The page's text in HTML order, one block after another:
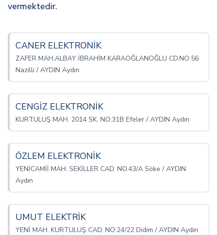
vermektedir.
CANER ELEKTRONİK
ZAFER MAH.ALBAY İBRAHİM KARAOĞLANOĞLU CD.NO:56
Nazilli / AYDIN Aydın
CENGİZ ELEKTRONİK
KURTULUŞ MAH. 2014 SK. NO:31B Efeler / AYDIN Aydın
ÖZLEM ELEKTRONİK
YENİCAMİİ MAH. SEKİLLER CAD. NO.43/A Söke / AYDIN
Aydın
UMUT ELEKTRİK
YENİ MAH. KURTULUŞ CAD. NO:24/22 Didim / AYDIN Aydın